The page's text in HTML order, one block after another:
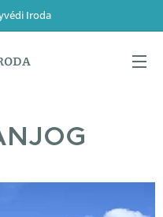
Iroda